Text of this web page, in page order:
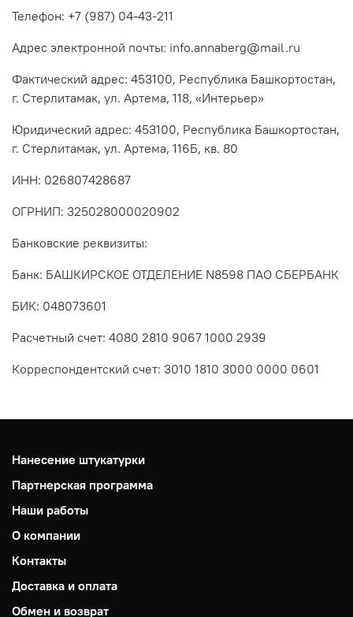
Телефон: +7 (987) 04-43-211
Адрес электронной почты: info.annaberg@mail.ru
Фактический адрес: 453100, Республика Башкортостан,
г. Стерлитамак, ул. Артема, 118, «Интерьер»
Юридический адрес: 453100, Республика Башкортостан,
г. Стерлитамак, ул. Артема, 116Б, кв. 80
ИНН: 026807428687
ОГРНИП: 325028000020902
Банковские реквизиты:
Банк: БАШКИРСКОЕ ОТДЕЛЕНИЕ N8598 ПАО СБЕРБАНК
БИК: 048073601
Расчетный счет: 4080 2810 9067 1000 2939
Корреспондентский счет: 3010 1810 3000 0000 0601
Нанесение штукатурки
Партнерская программа
Наши работы
О компании
Контакты
Доставка и оплата
Обмен и возврат